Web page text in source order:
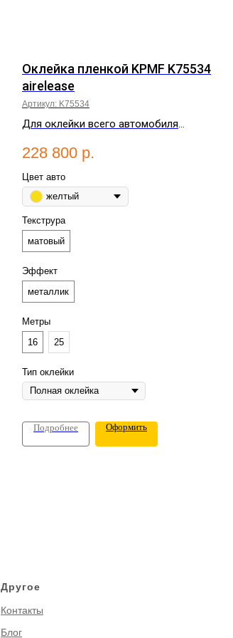
Оклейка пленкой KPMF K75534
airelease
Артикул: K75534
Для оклейки всего автомобиля
228 800 р.
Цвет авто
желтый
Текструра
матовый
Эффект
металлик
Метры
16
25
Тип оклейки
Подробнее Оформить
Другое
Контакты
Блог